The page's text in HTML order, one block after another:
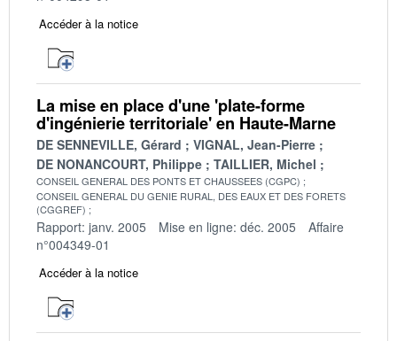
Accéder à la notice
La mise en place d'une 'plate-forme
d'ingénierie territoriale' en Haute-Marne
DE SENNEVILLE, Gérard
VIGNAL, Jean-Pierre
DE NONANCOURT, Philippe
TAILLIER, Michel
CONSEIL GENERAL DES PONTS ET CHAUSSEES (CGPC)
CONSEIL GENERAL DU GENIE RURAL, DES EAUX ET DES FORETS
(CGGREF)
Rapport: janv. 2005 Mise en ligne: déc. 2005
Affaire
n°004349-01
Accéder à la notice